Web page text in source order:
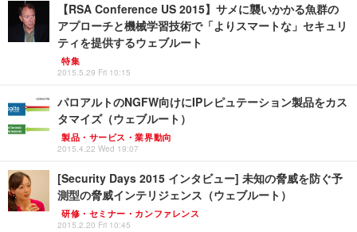
【RSA Conference US 2015】サメに襲いかかる魚群の
アプローチと機械学習技術で「よりスマートな」セキュリ
ティを提供するウェブルート
特集
2015.5.29 Fri 10:15
パロアルトのNGFW向けにIPレピュテーション製品をカス
タマイズ（ウェブルート）
製品・サービス・業界動向
2015.4.22 Wed 19:07
[Security Days 2015 インタビュー] 未知の脅威を防ぐ予
測型の脅威インテリジェンス（ウェブルート）
研修・セミナー・カンファレンス
2015.2.20 Fri 10:45